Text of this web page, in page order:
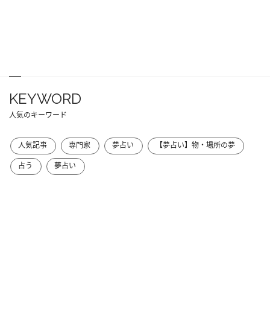
KEYWORD
人気のキーワード
人気記事 専門家 夢占い
【夢占い】物・場所の夢
占う
夢占い